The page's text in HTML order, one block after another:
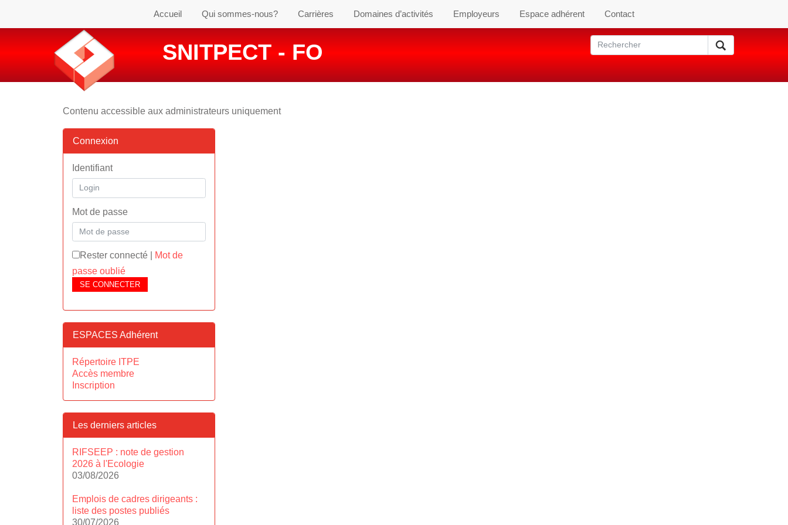
Accueil Qui sommes-nous? Carrières Domaines d’activités Employeurs Espace adhérent Contact
SNITPECT - FO
Contenu accessible aux administrateurs uniquement
Connexion
Identifiant
Mot de passe
Rester connecté
Mot de
passe oublié
SE CONNECTER
ESPACES Adhérent
Répertoire ITPE
Accès membre
Inscription
Les derniers articles
RIFSEEP : note de gestion
2026 à l'Ecologie
03/08/2026
Emplois de cadres dirigeants :
liste des postes publiés
30/07/2026